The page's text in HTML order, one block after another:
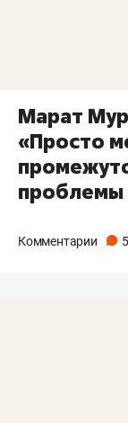
Марат
«Просто
Комментарии